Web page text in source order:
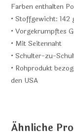
Farben enthalten
• Stoffgewicht:
• Vorgekrumpftes
• Mit Seitennaht
• Schulter-zu-
• Rohprodukt
den USA
Ähnliche